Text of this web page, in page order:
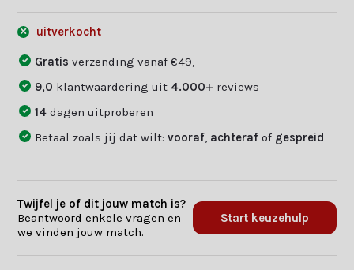
uitverkocht
Gratisverzending vanaf €49,-
9,0 klantwaardering uit 4.000+ reviews
14dagen uitproberen
Betaal zoals jij dat wilt:vooraf achteraf of gespreid
Twijfel je of dit jouw match is?
Beantwoord enkele vragen en
we vinden jouw match.
Start keuzehulp